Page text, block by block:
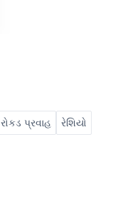
રોકડ પ્રવાહ રેશિયો